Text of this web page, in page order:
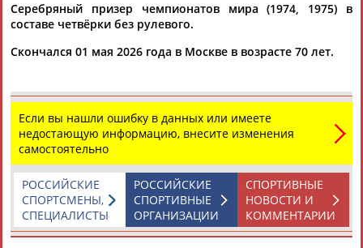
02.05.2026
ТАБЛО АКТИВНОСТИ
ЦЕЛИ ПРОЕКТА КОНТАКТЫ НАШИ КНОПКИ РЕКЛАМА
Серебряный призер чемпионатов мира (1974, 1975) в
составе четвёрки без рулевого.
Скончался 01 мая 2026 года в Москве в возрасте 70 лет.
Если вы нашли ошибку в данных или имеете
недостающую информацию, внесите изменения
самостоятельно
СПОРТИВНЫЕ
НОВОСТИ И
КОММЕНТАРИИ
РОССИЙСКИЕ
СПОРТИВНЫЕ
ОРГАНИЗАЦИИ
РОССИЙСКИЕ
СПОРТСМЕНЫ,
СПЕЦИАЛИСТЫ